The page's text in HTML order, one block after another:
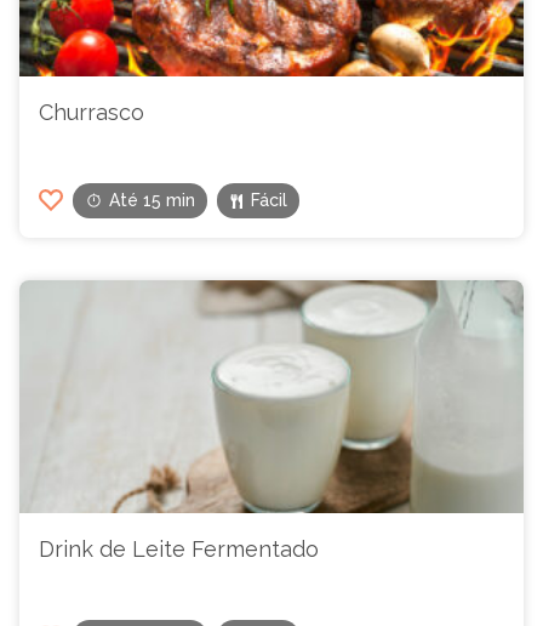
Churrasco
Até 15 min Fácil
Drink de Leite Fermentado